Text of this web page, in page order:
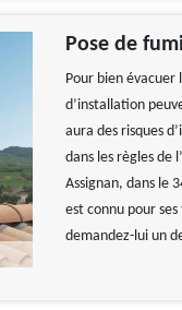
Pose de
Pour bien
d’installation
aura des risques
dans les règles de
Assignan, dans le
est connu pour
demandez-lui un